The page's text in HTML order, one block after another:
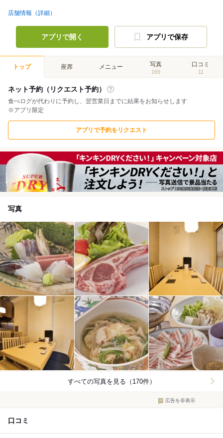
店舗情報（詳細）
アプリで開く アプリで保存
トップ 座席 メニュー 写真
169
口コミ
11
ネット予約（リクエスト予約）
食べログが代わりに予約し、翌営業日までに結果をお知らせします
※アプリ限定
アプリで予約をリクエスト
写真
すべての写真を見る（170件）
広告を非表示
口コミ